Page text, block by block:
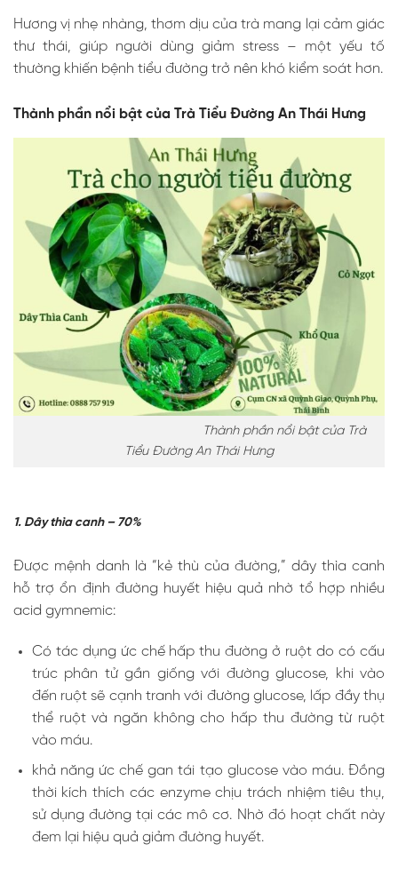
Hương vị nhẹ nhàng, thơm dịu của trà mang lại cảm giác
thư thái, giúp người dùng giảm stress – một yếu tố
thường khiến bệnh tiểu đường trở nên khó kiểm soát hơn.
Thành phần nổi bật của Trà Tiểu Đường An Thái Hưng
Thành phần nổi bật của Trà
Tiểu Đường An Thái Hưng
1. Dây thìa canh – 70%
Được mệnh danh là “kẻ thù của đường,” dây thìa canh
hỗ trợ ổn định đường huyết hiệu quả nhờ tổ hợp nhiều
acid gymnemic:
Có tác dụng ức chế hấp thu đường ở ruột do có cấu
trúc phân tử gần giống với đường glucose, khi vào
đến ruột sẽ cạnh tranh với đường glucose, lấp đầy thụ
thể ruột và ngăn không cho hấp thu đường từ ruột
vào máu.
khả năng ức chế gan tái tạo glucose vào máu. Đồng
thời kích thích các enzyme chịu trách nhiệm tiêu thụ,
sử dụng đường tại các mô cơ. Nhờ đó hoạt chất này
đem lại hiệu quả giảm đường huyết.